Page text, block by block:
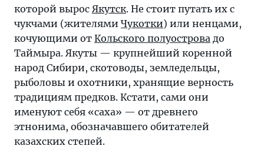
охотники,
хранящие
верность
традициям
предков
которой вырос Якутск. Не стоит путать их с
чукчами (жителями Чукотки) или ненцами,
кочующими от Кольского полуострова до
Таймыра. Якуты — крупнейший коренной
народ Сибири, скотоводы, земледельцы,
рыболовы и охотники, хранящие верность
традициям предков. Кстати, сами они
именуют себя «саха» — от древнего
этнонима, обозначавшего обитателей
казахских степей.